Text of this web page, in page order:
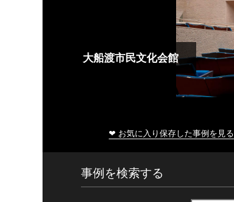
大船渡市民文化会館
❤ お気に入り保存した事例を見る
事例を検索する